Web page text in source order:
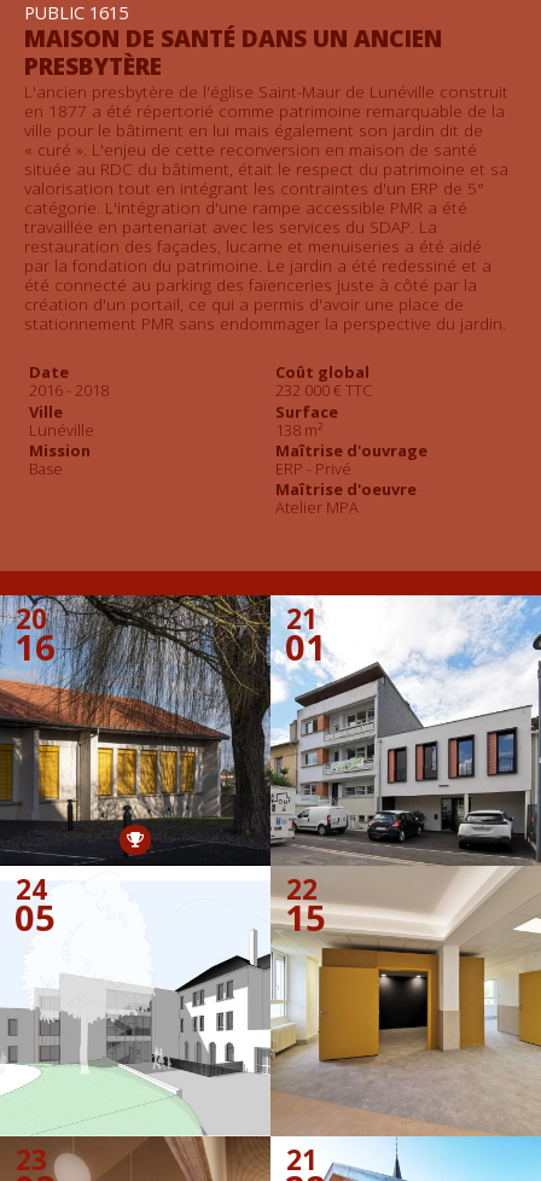
PUBLIC 1615
MAISON DE SANTÉ DANS UN ANCIEN
PRESBYTÈRE
L'ancien presbytère de l'église Saint-Maur de Lunéville construit
en 1877 a été répertorié comme patrimoine remarquable de la
ville pour le bâtiment en lui mais également son jardin dit de
« curé ». L'enjeu de cette reconversion en maison de santé
située au RDC du bâtiment, était le respect du patrimoine et sa
valorisation tout en intégrant les contraintes d'un ERP de 5°
catégorie. L'intégration d'une rampe accessible PMR a été
travaillée en partenariat avec les services du SDAP. La
restauration des façades, lucarne et menuiseries a été aidé
par la fondation du patrimoine. Le jardin a été redessiné et a
été connecté au parking des faïenceries juste à côté par la
création d'un portail, ce qui a permis d'avoir une place de
stationnement PMR sans endommager la perspective du jardin.
Date
2016 - 2018
Ville
Lunéville
Mission
Base
Coût global
232 000 € TTC
Surface
138 m²
Maîtrise d'ouvrage
ERP - Privé
Maîtrise d'oeuvre
Atelier MPA
20
16
21
01
24
05
22
15
23 21